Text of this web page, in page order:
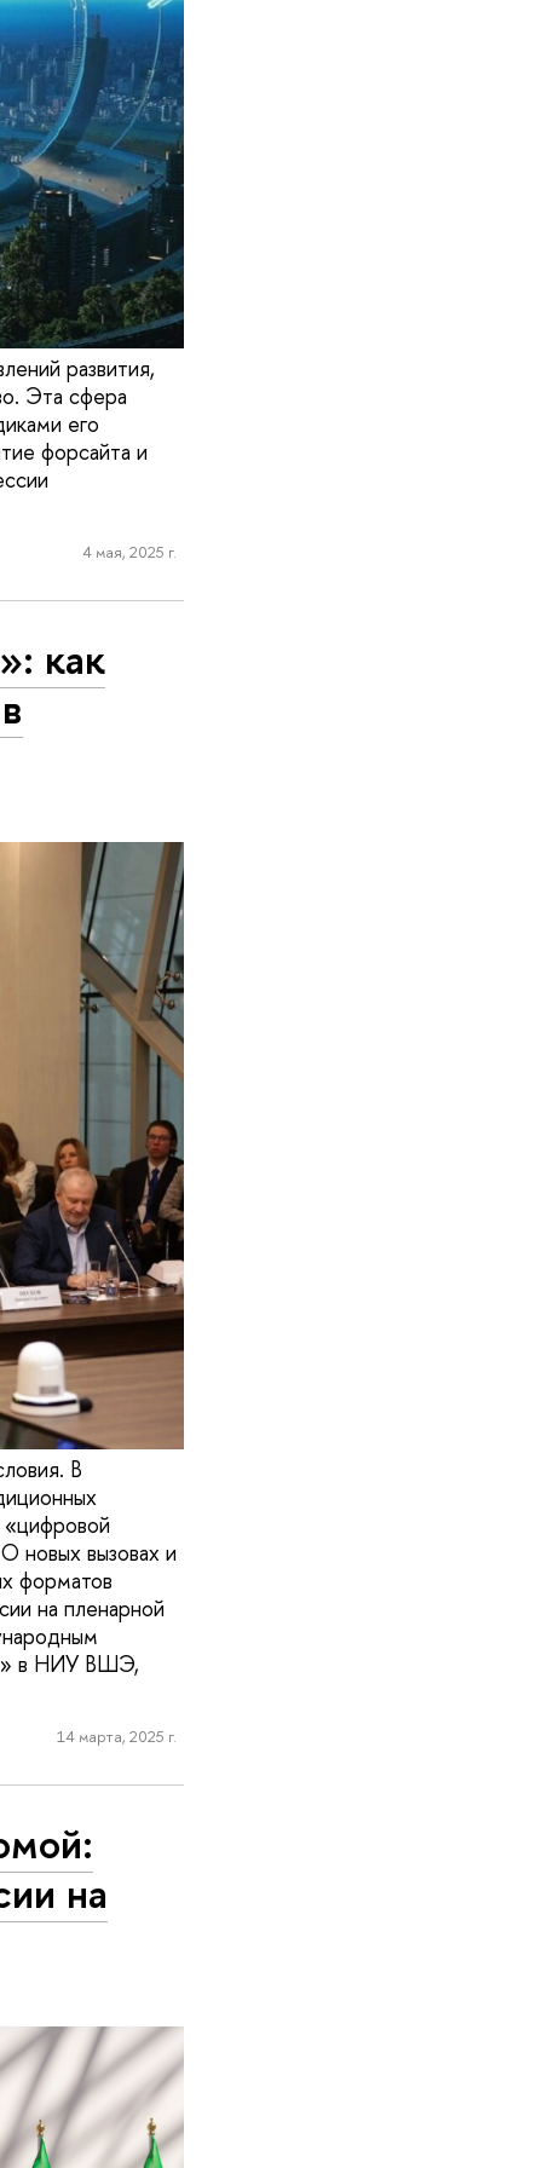
развития,
Эта сфера
его
форсайта и
4 мая, 2025 г.
как
В
новых вызовах и
форматов
на пленарной
в НИУ ВШЭ,
14 марта, 2025 г.
на